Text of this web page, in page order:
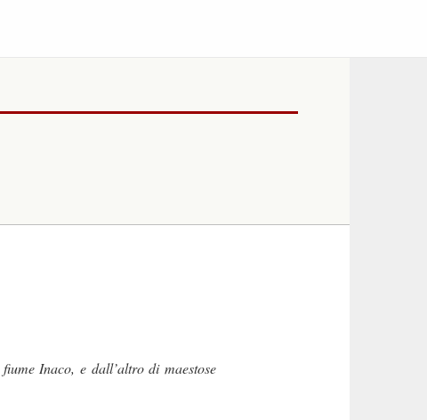
Inaco, e dall’altro di maestose